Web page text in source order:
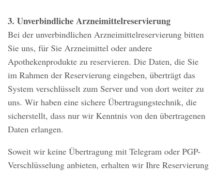
3. Unverbindliche Arzneimittelreservierung
Bei der unverbindlichen Arzneimittelreservierung bitten
Sie uns, für Sie Arzneimittel oder andere
Apothekenprodukte zu reservieren. Die Daten, die Sie
im Rahmen der Reservierung eingeben, überträgt das
System verschlüsselt zum Server und von dort weiter zu
uns. Wir haben eine sichere Übertragungstechnik, die
sicherstellt, dass nur wir Kenntnis von den übertragenen
Daten erlangen.
Soweit wir keine Übertragung mit Telegram oder PGP-
Verschlüsselung anbieten, erhalten wir Ihre Reservierung